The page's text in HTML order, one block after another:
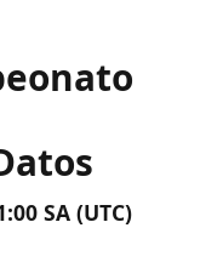
SA (UTC)